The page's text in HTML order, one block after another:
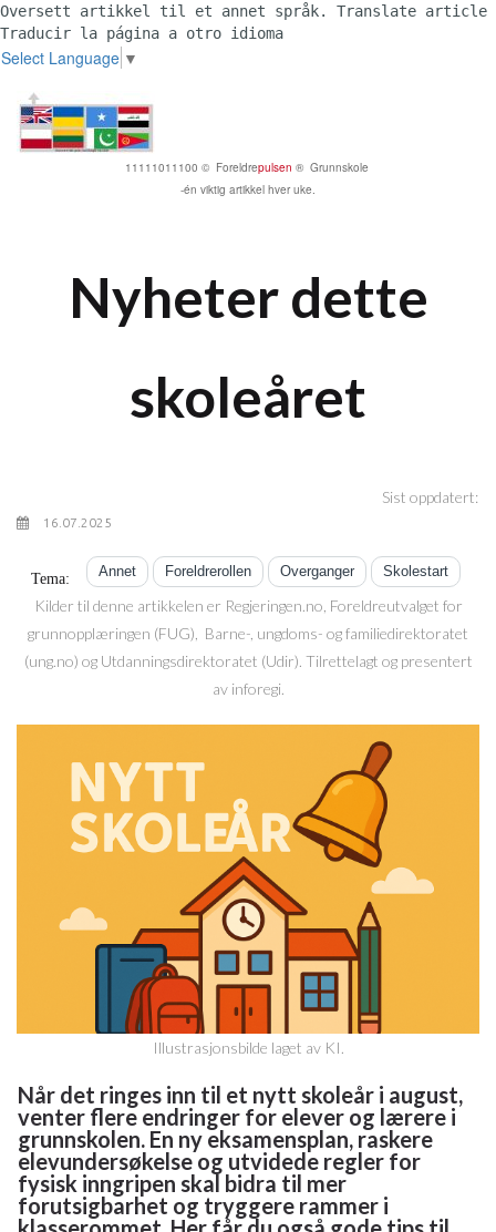
Oversett artikkel til et annet språk. Translate article to
Traducir la página a otro idioma
Select Language ▼
11111011100 © Foreldrepulsen ® Grunnskole
-én viktig artikkel hver uke.
Nyheter dette
skoleåret
Sist oppdatert:
16.07.2025
Tema: Annet Foreldrerollen Overganger Skolestart
Kilder til denne artikkelen er Regjeringen.no, Foreldreutvalget for
grunnopplæringen (FUG), Barne-, ungdoms- og familiedirektoratet
(ung.no) og Utdanningsdirektoratet (Udir). Tilrettelagt og presentert
av inforegi.
Illustrasjonsbilde laget av KI.
Når det ringes inn til et nytt skoleår i august,
venter flere endringer for elever og lærere i
grunnskolen. En ny eksamensplan, raskere
elevundersøkelse og utvidede regler for
fysisk inngripen skal bidra til mer
forutsigbarhet og tryggere rammer i